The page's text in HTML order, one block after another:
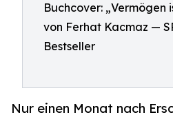
Buchcover: „Vermögen
von Ferhat Kacmaz —
Bestseller
Nur einen Monat nach